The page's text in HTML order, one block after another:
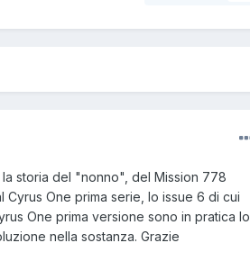
storia del "nonno", del Mission 778
One prima serie, lo issue 6 di cui
One prima versione sono in pratica lo
nella sostanza. Grazie